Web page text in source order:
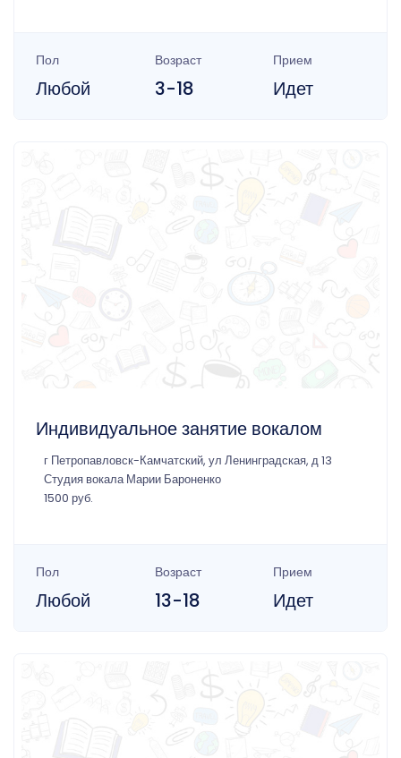
Пол
Любой
Возраст
3-18
Прием
Идет
Индивидуальное занятие вокалом
г Петропавловск-Камчатский, ул Ленинградская, д 13
Студия вокала Марии Бароненко
1500 руб.
Пол
Любой
Возраст
13-18
Прием
Идет